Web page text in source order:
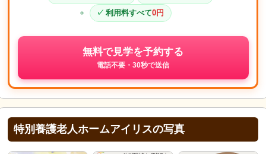
利用料すべて0円
無料で見学を予約する
電話不要・30秒で送信
特別養護老人ホームアイリスの写真